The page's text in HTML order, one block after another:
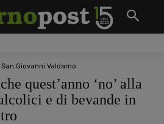
San Giovanni Valdarno
quest’anno ‘no’ alla
e di bevande in